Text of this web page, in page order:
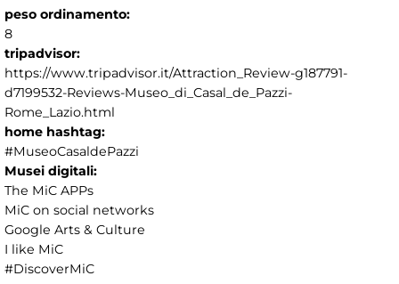
peso ordinamento:
8
tripadvisor:
https://www.tripadvisor.it/Attraction_Review-g187791-
d7199532-Reviews-Museo_di_Casal_de_Pazzi-
Rome_Lazio.html
home hashtag:
#MuseoCasaldePazzi
Musei digitali:
The MiC APPs
MiC on social networks
Google Arts & Culture
I like MiC
#DiscoverMiC